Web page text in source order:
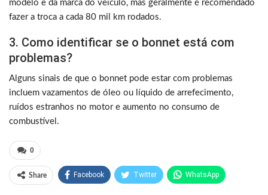
modelo e da marca do veículo, mas geralmente é recomendado
fazer a troca a cada 80 mil km rodados.
3. Como identificar se o bonnet está com
problemas?
Alguns sinais de que o bonnet pode estar com problemas
incluem vazamentos de óleo ou líquido de arrefecimento,
ruídos estranhos no motor e aumento no consumo de
combustível.
0
Share Facebook Twitter WhatsApp